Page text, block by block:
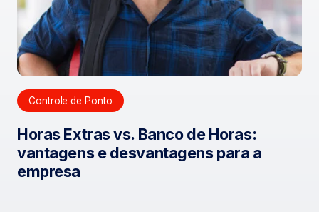
Controle de Ponto
Horas Extras vs. Banco de Horas:
vantagens e desvantagens para a
empresa